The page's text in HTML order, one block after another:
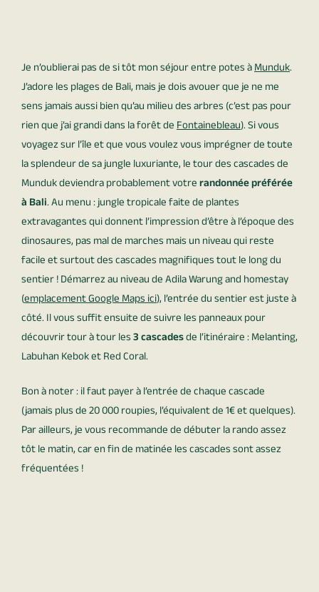
Je n’oublierai pas de si tôt mon séjour entre potes àMunduk.
J’adore les plages de Bali, mais je dois avouer que je ne me
sens jamais aussi bien qu’au milieu des arbres (c’est pas pour
rien que j’ai grandi dans la forêt deFontainebleau). Si vous
voyagez sur l’île et que vous voulez vous imprégner de toute
la splendeur de sa jungle luxuriante, le tour des cascades de
Munduk deviendra probablement votrerandonnée préférée
à Bali. Au menu : jungle tropicale faite de plantes
extravagantes qui donnent l’impression d’être à l’époque des
dinosaures, pas mal de marches mais un niveau qui reste
facile et surtout des cascades magnifiques tout le long du
sentier ! Démarrez au niveau de Adila Warung and homestay
(emplacement Google Maps ici), l’entrée du sentier est juste à
côté. Il vous suffit ensuite de suivre les panneaux pour
découvrir tour à tour les3 cascadesde l’itinéraire : Melanting,
Labuhan Kebok et Red Coral.
Bon à noter : il faut payer à l’entrée de chaque cascade
(jamais plus de 20 000 roupies, l’équivalent de 1€ et quelques).
Par ailleurs, je vous recommande de débuter la rando assez
tôt le matin, car en fin de matinée les cascades sont assez
fréquentées !